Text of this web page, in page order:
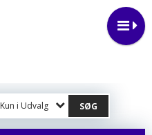
Kun i Udvalg